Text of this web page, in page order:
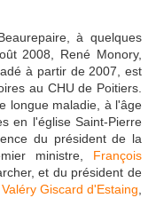
à quelques
2008, René Monory,
à partir de 2007, est
au CHU de Poitiers.
longue maladie, à l'âge
en l'église Saint-Pierre
du président de la
ministre, François
et du président de
Valéry Giscard d'Estaing,